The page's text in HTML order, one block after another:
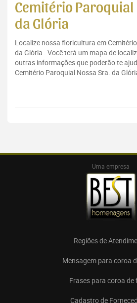
Cemitério Paroquial
da Glória
Localize nossa floricultura em
da Glória . Você terá um mapa de
outras informações que poderão te
Cemitério Paroquial Nossa Sra. da
Uma empresa
Regiões de
Mensagem para coroa
Frases para coroa de
Cadastro de